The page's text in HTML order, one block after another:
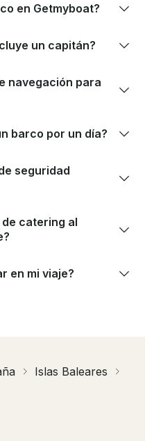
en Getmyboat?
un capitán?
navegación para
barco por un día?
seguridad
catering al
en mi viaje?
Islas Baleares